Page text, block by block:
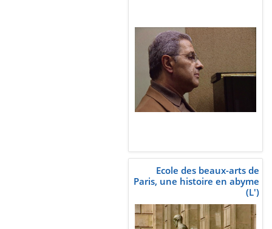
Ecole des beaux-arts de
Paris, une histoire en abyme
(L')